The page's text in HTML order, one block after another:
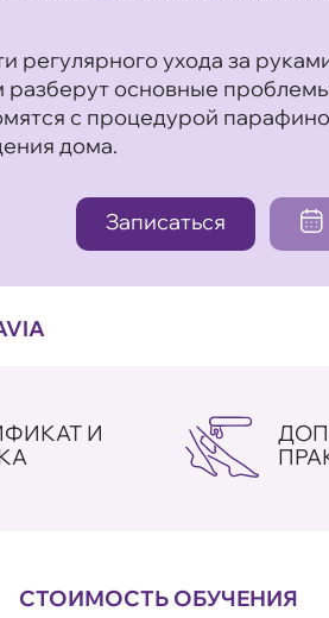
регулярного ухода за
разберут основные
с процедурой
дома.
Записаться
И
СТОИМОСТЬ ОБУЧЕНИЯ